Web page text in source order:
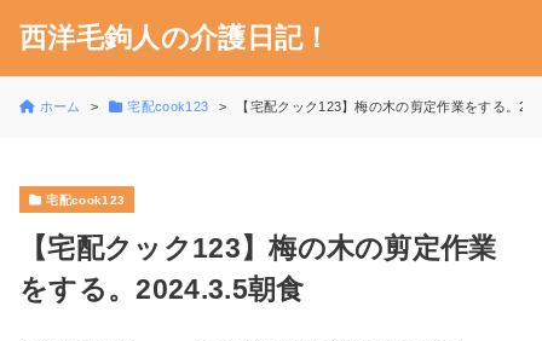
西洋毛鉤人の介護日記！
ホーム 宅配cook123 【宅配クック123】梅の木の剪定作業をする。
宅配cook123
【宅配クック123】梅の木の剪定作業
をする。2024.3.5朝食